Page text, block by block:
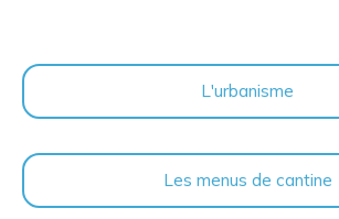
L'urbanisme
Les menus de cantine